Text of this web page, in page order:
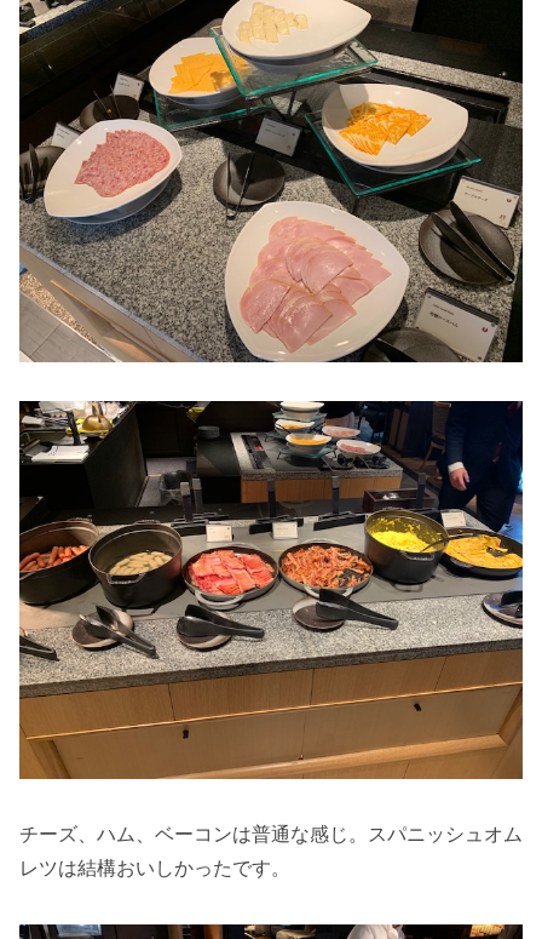
チーズ、ハム、ベーコンは普通な感じ。スパニッシュオム
レツは結構おいしかったです。